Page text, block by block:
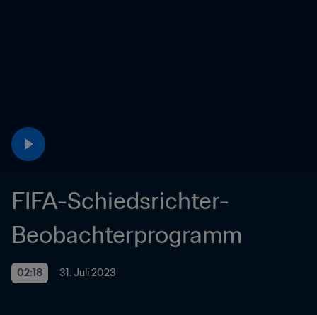
FIFA-Schiedsrichter-
Beobachterprogramm
02:18 31. Juli 2023